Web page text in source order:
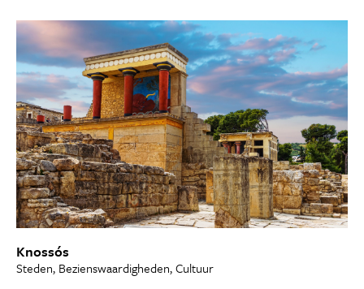
Knossós
Steden, Bezienswaardigheden, Cultuur